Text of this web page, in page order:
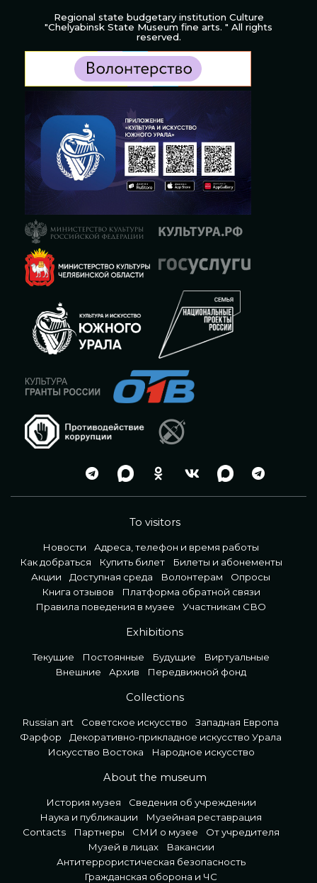
Regional state budgetary institution Culture
"Chelyabinsk State Museum fine arts. " All rights
reserved.
To visitors
Новости
Адреса, телефон и время работы
Как добраться
Купить билет
Билеты и абонементы
Акции
Доступная среда Волонтерам
Опросы
Книга отзывов
Платформа обратной связи
Правила поведения в музее
Участникам СВО
Exhibitions
Текущие Постоянные Будущие
Виртуальные
Внешние
Архив Передвижной фонд
Collections
Russian art Советское искусство
Западная Европа
Фарфор
Декоративно-прикладное искусство Урала
Искусство Востока
Народное искусство
About the museum
История музея
Сведения об учреждении
Наука и публикации
Музейная реставрация
Contacts
Партнеры СМИ о музее
От учредителя
Музей в лицах
Вакансии
Антитеррористическая безопасность
Гражданская оборона и ЧС